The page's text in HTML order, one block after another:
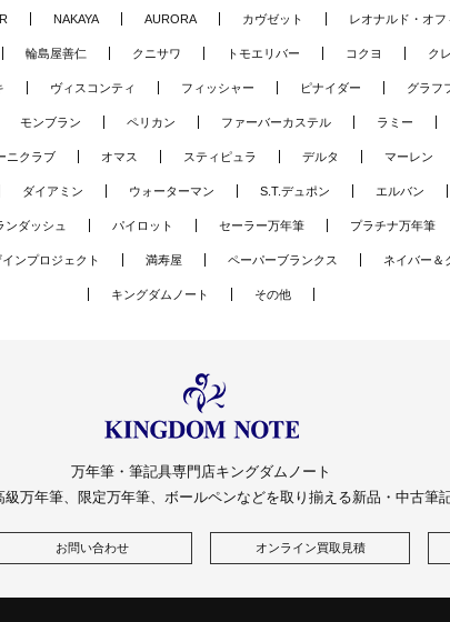
NAKAYA AURORA カヴゼット レオナルド・オ
輪島屋善仁 クニサワ トモエリバー コクヨ ク
ヴィスコンティ フィッシャー ピナイダー グラフ
モンブラン ペリカン ファーバーカステル ラミー
ニクラブ オマス スティピュラ デルタ マーレン
ダイアミン ウォーターマン S.T.デュポン エルバン
ンダッシュ パイロット セーラー万年筆 プラチナ万年筆
ンプロジェクト 満寿屋 ペーパーブランクス ネイバー＆
キングダムノート その他
万年筆・筆記具専門店キングダムノート
万年筆、限定万年筆、ボールペンなどを取り揃える新品・中古筆
お問い合わせ オンライン買取見積